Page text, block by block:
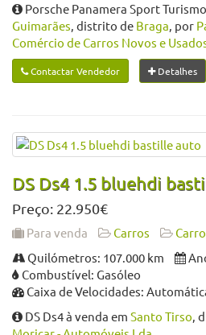
Porsche Panamera Sport
Guimarães, distrito de Braga, por
Comércio de Carros Novos e
Contactar Vendedor Detalhes
DS Ds4 1.5 bluehdi
Preço: 22.950€
Para venda Carros
Quilómetros: 107.000 km
Combustível: Gasóleo
Caixa de Velocidades:
DS Ds4 à venda em Santo Tirso,